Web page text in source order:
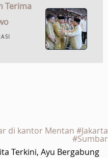
Terima
di kantor Mentan #Jakarta
#Sumbar
Terkini, Ayu Bergabung